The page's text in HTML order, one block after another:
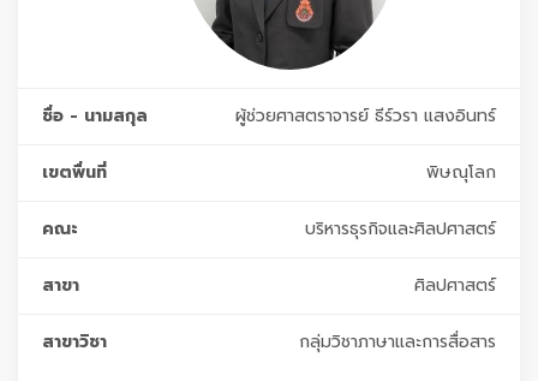
ชื่อ - นามสกุล ผู้ช่วยศาสตราจารย์ ธีร์วรา แสงอินทร์
เขตพื่นที่ พิษณุโลก
คณะ บริหารธุรกิจและศิลปศาสตร์
สาขา ศิลปศาสตร์
สาขาวิชา กลุ่มวิชาภาษาและการสื่อสาร